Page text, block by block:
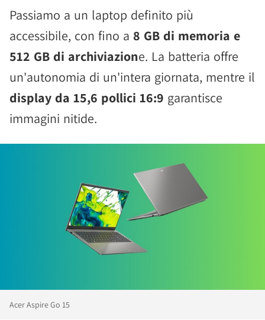
Passiamo a un laptop definito più
accessibile, con fino a 8 GB di memoria e
512 GB di archiviazione. La batteria offre
un'autonomia di un'intera giornata, mentre il
display da 15,6 pollici 16:9 garantisce
immagini nitide.
Acer Aspire Go 15